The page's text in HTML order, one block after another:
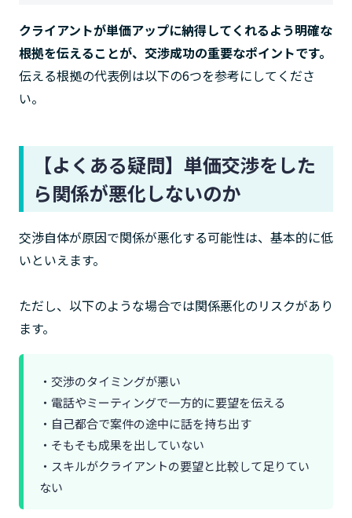
クライアントが単価アップに納得してくれるよう明確な
根拠を伝えることが、交渉成功の重要なポイントです。
伝える根拠の代表例は以下の6つを参考にしてくださ
い。
【よくある疑問】単価交渉をした
ら関係が悪化しないのか
交渉自体が原因で関係が悪化する可能性は、基本的に低
いといえます。
ただし、以下のような場合では関係悪化のリスクがあり
ます。
・交渉のタイミングが悪い
・電話やミーティングで一方的に要望を伝える
・自己都合で案件の途中に話を持ち出す
・そもそも成果を出していない
・スキルがクライアントの要望と比較して足りてい
ない